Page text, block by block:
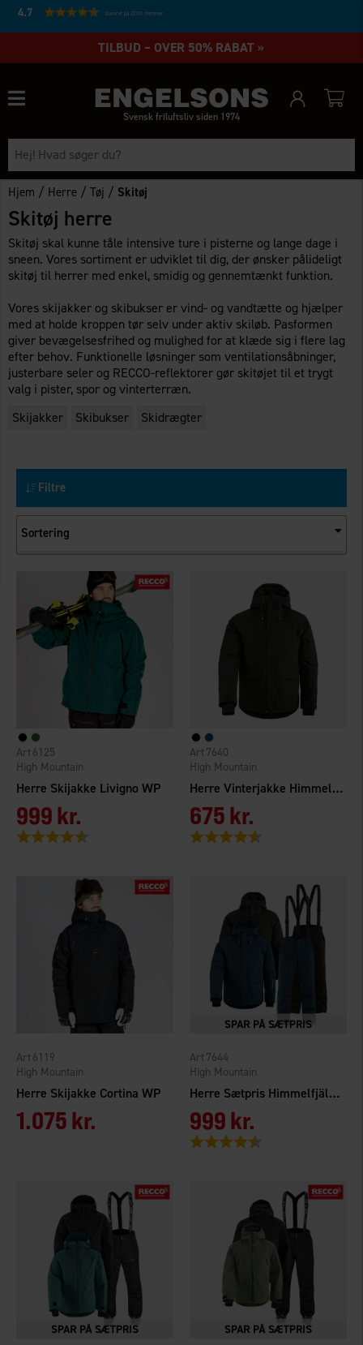
4.7 Baseret på 27231 stemmer
TILBUD – OVER 50% RABAT »
Svensk friluftsliv siden 1974
Hjem / Herre /Tøj / Skitøj
Skitøj herre
Skitøj skal kunne tåle intensive ture i pisterne og lange dage i
sneen. Vores sortiment er udviklet til dig, der ønsker pålideligt
skitøj til herrer med enkel, smidig og gennemtænkt funktion.
Vores skijakker og skibukser er vind- og vandtætte og hjælper
med at holde kroppen tør selv under aktiv skiløb. Pasformen
giver bevægelsesfrihed og mulighed for at klæde sig i flere lag
efter behov. Funktionelle løsninger som ventilationsåbninger,
justerbare seler og RECCO-reflektorer gør skitøjet til et trygt
valg i pister, spor og vinterterræn.
Skijakker
Skibukser Skidrægter
Filtre
Sortering
Herre Skijakke Livigno WP
High Mountain
6125
999 kr.
Vurdering:
Herre Vinterjakke Himmelfjäll WP
High Mountain
7640
675 kr.
Vurdering:
Herre Skijakke Cortina WP
High Mountain
6119
1.075 kr.
Herre Sætpris Himmelfjäll WP
High Mountain
7644
999 kr.
Vurdering: